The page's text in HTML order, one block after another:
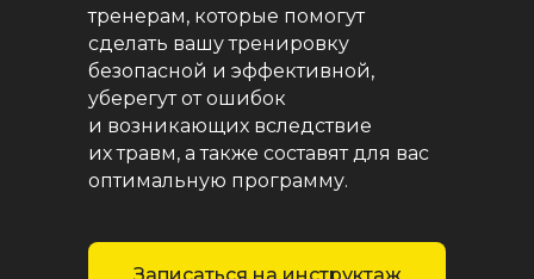
тренерам, которые помогут
сделать вашу тренировку
безопасной и эффективной,
уберегут от ошибок
и возникающих вследствие
их травм, а также составят для вас
оптимальную программу.